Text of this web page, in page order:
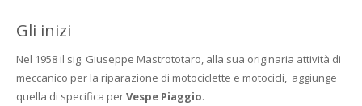
Gli inizi
Nel 1958 il sig. Giuseppe Mastrototaro, alla sua originaria attività di
meccanico per la riparazione di motociclette e motocicli, aggiunge
quella di specifica perVespe Piaggio.